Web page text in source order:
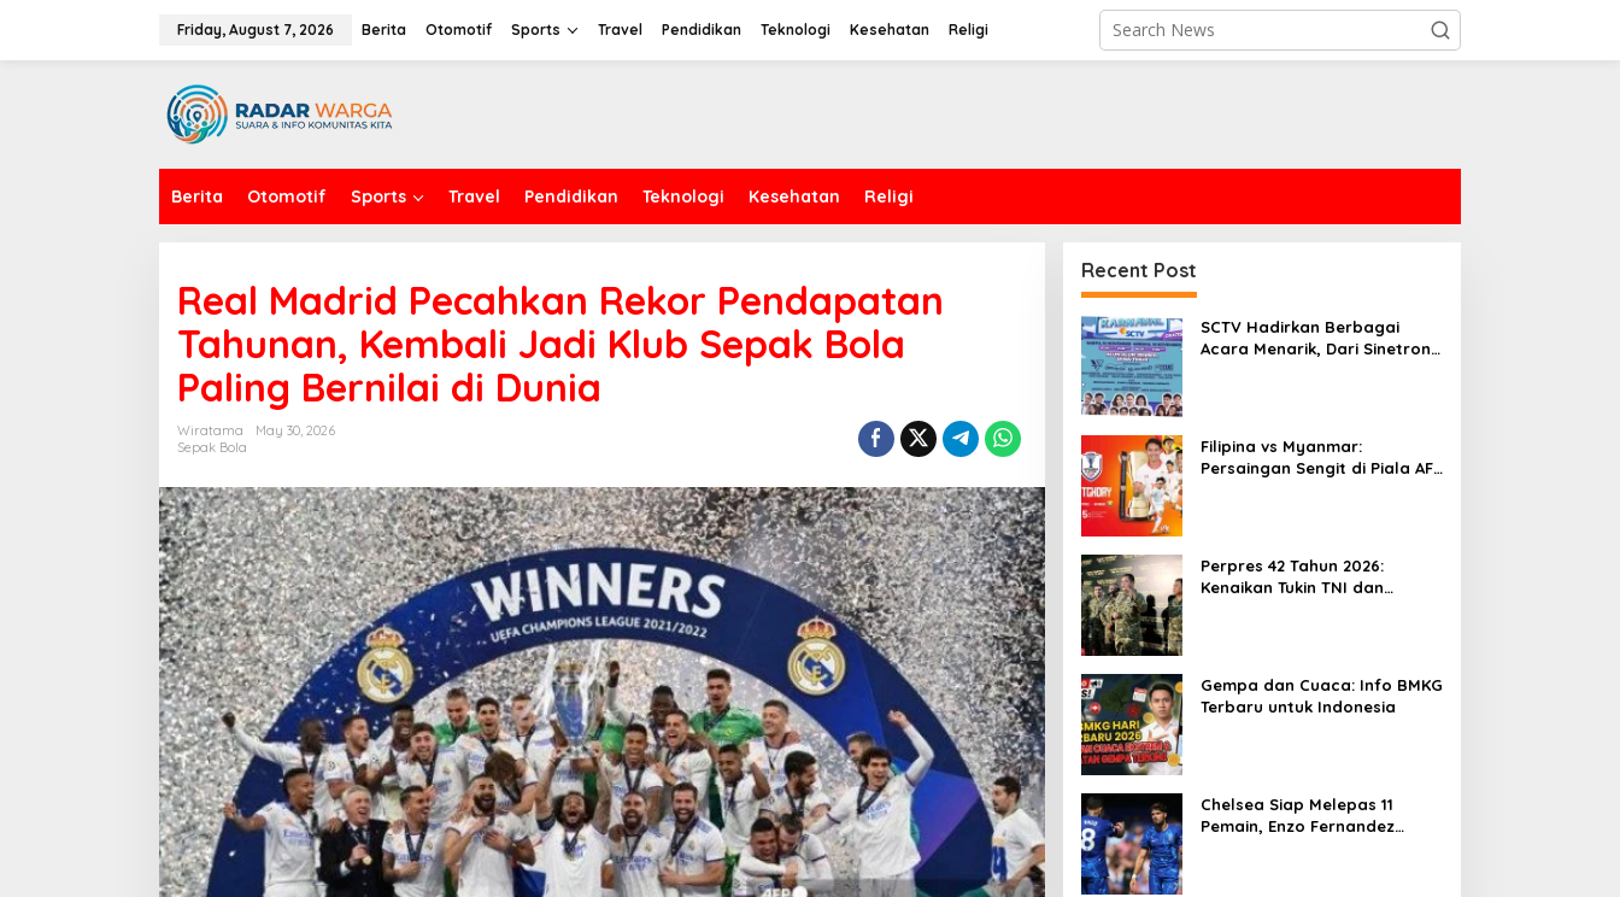
Friday, August 7, 2026 Berita Otomotif Sports Travel Pendidikan Teknologi Kesehatan Religi
Berita Otomotif Sports Travel Pendidikan Teknologi Kesehatan Religi
Real Madrid Pecahkan Rekor Pendapatan
Tahunan, Kembali Jadi Klub Sepak Bola
Paling Bernilai di Dunia
Wiratama
May 30, 2026
Sepak Bola
Recent Post
SCTV Hadirkan Berbagai
Acara Menarik, Dari Sinetron
Filipina vs Myanmar:
Persaingan Sengit di Piala AFF
Perpres 42 Tahun 2026:
Kenaikan Tukin TNI dan
Gempa dan Cuaca: Info BMKG
Terbaru untuk Indonesia
Chelsea Siap Melepas 11
Pemain, Enzo Fernandez